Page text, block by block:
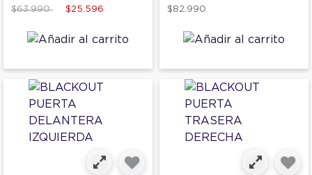
Price reduced from
$63.990to $25.596 $82.990